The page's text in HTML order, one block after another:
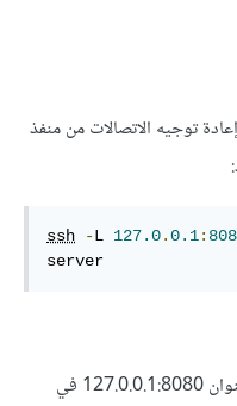
توجيه الاتصالات من منفذ
ssh -L 127.0.0.1:
server
يُعيد الاستعلام أعلاه توجيه الاتصالات لعنوان 127.0.0.1:8080 في